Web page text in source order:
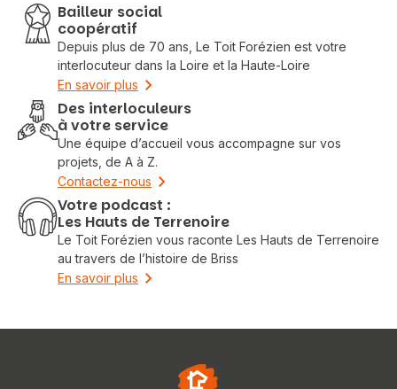
Bailleur social
coopératif
Depuis plus de 70 ans, Le Toit Forézien est votre
interlocuteur dans la Loire et la Haute-Loire
En savoir plus
Des interloculeurs
à votre service
Une équipe d’accueil vous accompagne sur vos
projets, de A à Z.
Contactez-nous
Votre podcast :
Les Hauts de Terrenoire
Le Toit Forézien vous raconte Les Hauts de Terrenoire
au travers de l’histoire de Briss
En savoir plus